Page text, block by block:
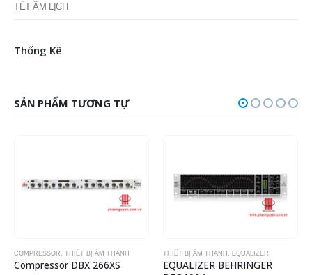
TẾT ÂM LỊCH
Thống Kê
SẢN PHẨM TƯƠNG TỰ
COMPRESSOR , THIẾT BỊ ÂM THANH
Compressor DBX 266XS
THIẾT BỊ ÂM THANH , EQUALIZER
EQUALIZER BEHRINGER